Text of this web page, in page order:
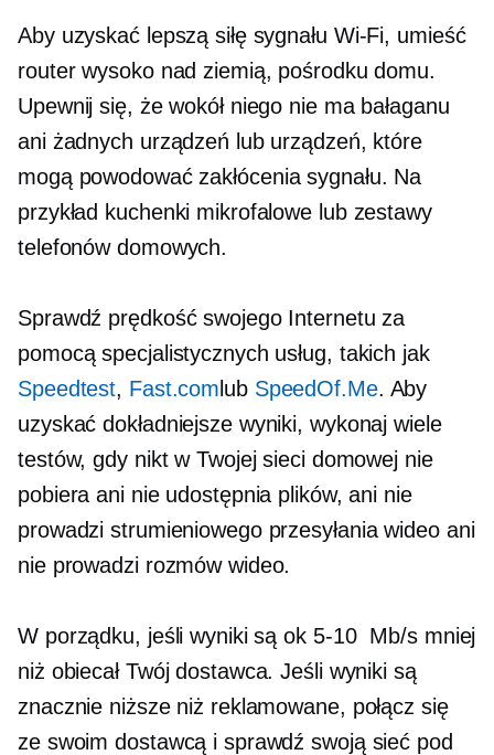
Aby uzyskać lepszą siłę sygnału Wi-Fi, umieść
router wysoko nad ziemią, pośrodku domu.
Upewnij się, że wokół niego nie ma bałaganu
ani żadnych urządzeń lub urządzeń, które
mogą powodować zakłócenia sygnału. Na
przykład kuchenki mikrofalowe lub zestawy
telefonów domowych.
Sprawdź prędkość swojego Internetu za
pomocą specjalistycznych usług, takich jak
Speedtest, Fast.com lub SpeedOf.Me. Aby
uzyskać dokładniejsze wyniki, wykonaj wiele
testów, gdy nikt w Twojej sieci domowej nie
pobiera ani nie udostępnia plików, ani nie
prowadzi strumieniowego przesyłania wideo ani
nie prowadzi rozmów wideo.
W porządku, jeśli wyniki są ok 5-10 Mb/s mniej
niż obiecał Twój dostawca. Jeśli wyniki są
znacznie niższe niż reklamowane, połącz się
ze swoim dostawcą i sprawdź swoją sieć pod